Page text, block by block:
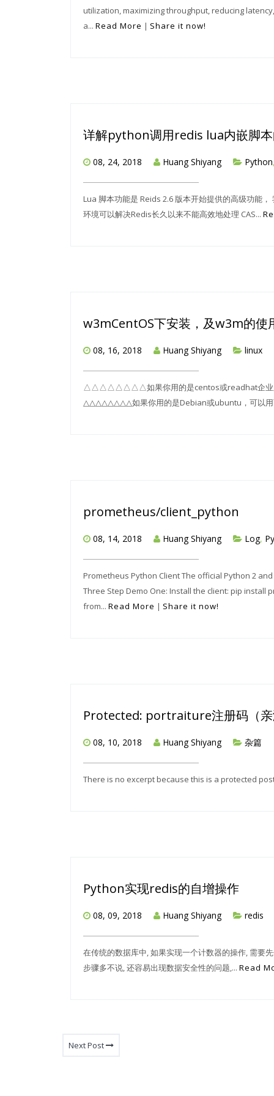
utilization, maximizing throughput, reducing
a... Read More | Share it now!
详解python调用redis lua内嵌脚
08, 24, 2018 Huang Shiyang Python
Lua 脚本功能是 Reids 2.6 版本开始提供的高级功能
环境可以解决Redis长久以来不能高效地处理 CAS...
w3mCentOS下安装，及w3m的使
08, 16, 2018 Huang Shiyang linux
△△△△△△△△如果你用的是centos或readhat企
△△△△△△△△如果你用的是Debian或ubuntu，可以用
prometheus/client_python
08, 14, 2018 Huang Shiyang Log,
Prometheus Python Client The official Python 2
Three Step Demo One: Install the client: pip
from... Read More | Share it now!
Protected: portraiture注册码（
08, 10, 2018 Huang Shiyang 杂篇
There is no excerpt because this is a protected
Python实现redis的自增操作
08, 09, 2018 Huang Shiyang redis
在传统的数据库中, 如果实现一个计数器的操作, 需要
步骤多不说, 还容易出现数据安全性的问题,... Read
Next Post